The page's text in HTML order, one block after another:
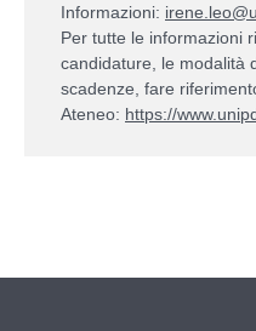
Informazioni:
Per tutte le informazioni
candidature, le modalità
scadenze, fare
Ateneo: https://